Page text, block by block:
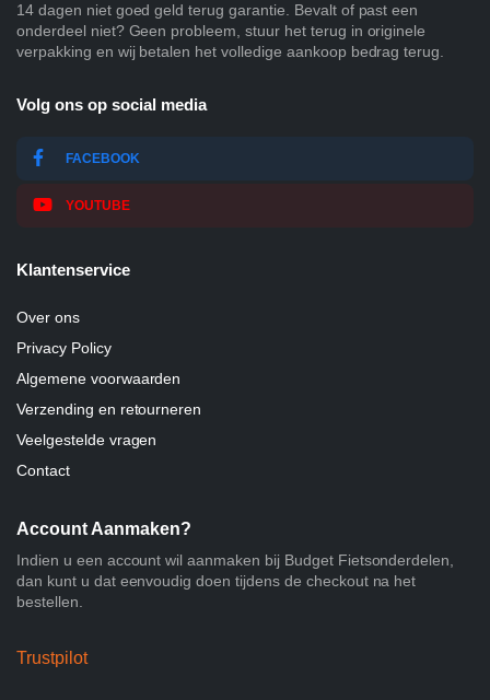
14 dagen niet goed geld terug garantie. Bevalt of past een
onderdeel niet? Geen probleem, stuur het terug in originele
verpakking en wij betalen het volledige aankoop bedrag terug.
Volg ons op social media
FACEBOOK
YOUTUBE
Klantenservice
Over ons
Privacy Policy
Algemene voorwaarden
Verzending en retourneren
Veelgestelde vragen
Contact
Account Aanmaken?
Indien u een account wil aanmaken bij Budget Fietsonderdelen,
dan kunt u dat eenvoudig doen tijdens de checkout na het
bestellen.
Trustpilot